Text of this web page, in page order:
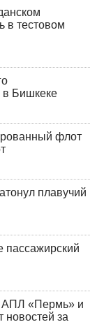
в тестовом
в Бишкеке
флот
плавучий
пассажирский
АПЛ «Пермь» и
за